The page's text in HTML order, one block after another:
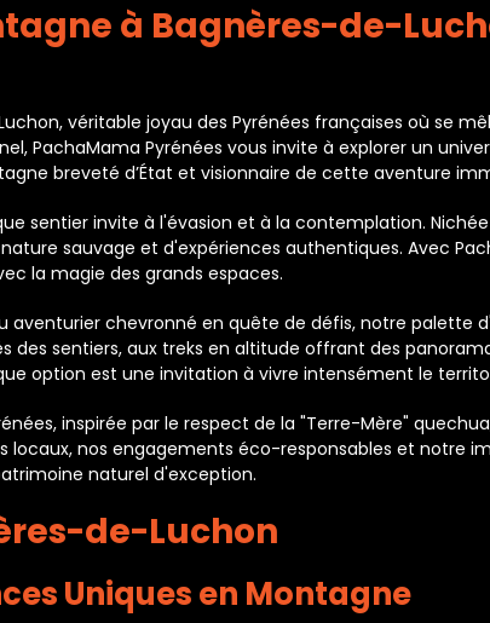
à Bagnères-de-
véritable joyau des Pyrénées françaises où se
PachaMama Pyrénées vous invite à explorer un
breveté d’État et visionnaire de cette aventure
sentier invite à l'évasion et à la contemplation.
sauvage et d'expériences authentiques. Avec
la magie des grands espaces.
aventurier chevronné en quête de défis, notre palette
sentiers, aux treks en altitude offrant des
option est une invitation à vivre intensément le
inspirée par le respect de la "Terre-Mère"
locaux, nos engagements éco-responsables et notre
naturel d'exception.
de-Luchon
Uniques en Montagne